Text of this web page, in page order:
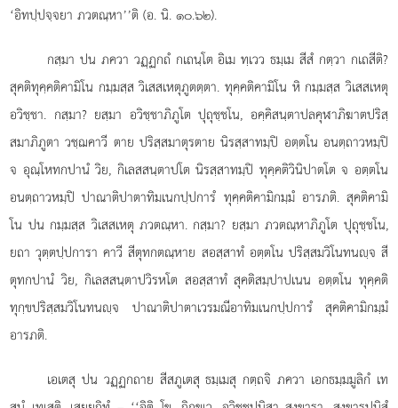
‘อิทปฺปจฺจยา ภวตณฺหา’’ติ (อ. นิ. ๑๐.๖๒).
กสฺมา ปน ภควา วฏฺฏกถํ กเถนฺโต อิเม ทฺเวว ธมฺเม สีสํ กตฺวา กเถสีติ?
สุคติทุคฺคติคามิโน กมฺมสฺส วิเสสเหตุภูตตฺตา. ทุคฺคติคามิโน หิ กมฺมสฺส วิเสสเหตุ
อวิชฺชา. กสฺมา? ยสฺมา อวิชฺชาภิภูโต ปุถุชฺชโน, อคฺคิสนฺตาปลคุฬาภิฆาตปริสฺ
สมาภิภูตา วชฺฌคาวี ตาย ปริสฺสมาตุรตาย นิรสฺสาทมฺปิ อตฺตโน อนตฺถาวหมฺปิ
จ อุณฺโหทกปานํ วิย, กิเลสสนฺตาปโต นิรสฺสาทมฺปิ ทุคฺคติวินิปาตโต จ อตฺตโน
อนตฺถาวหมฺปิ ปาณาติปาตาทิมเนกปฺปการํ ทุคฺคติคามิกมฺมํ อารภติ. สุคติคามิ
โน ปน กมฺมสฺส วิเสสเหตุ ภวตณฺหา. กสฺมา? ยสฺมา ภวตณฺหาภิภูโต ปุถุชฺชโน,
ยถา วุตฺตปฺปการา คาวีสีตุทกตณฺหาย สอสฺสาทํ อตฺตโน ปริสฺสมวิโนทนฺจ สี
ตุทกปานํ วิย, กิเลสสนฺตาปวิรหโต สอสฺสาทํ สุคติสมฺปาปเนน อตฺตโน ทุคฺคติ
ทุกฺขปริสฺสมวิโนทนฺจ ปาณาติปาตาเวรมณีอาทิมเนกปฺปการํ สุคติคามิกมฺมํ
อารภติ.
เอเตสุ ปน วฏฺฏกถาย สีสภูเตสุ ธมฺเมสุ กตฺถจิ ภควา เอกธมฺมมูลิกํ เท